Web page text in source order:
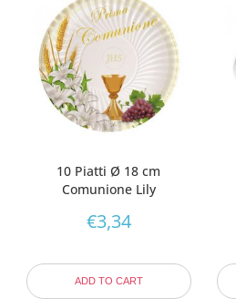
10 Piatti Ø 18 cm
Comunione Lily
€3,34
ADD TO CART